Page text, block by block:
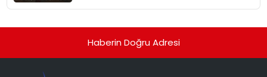
Haberin Doğru Adresi